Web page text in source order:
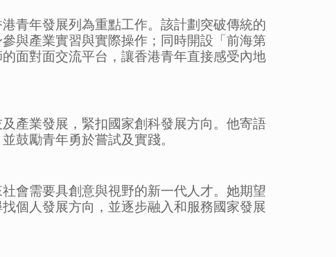
青年發展列為重點工作。該計劃突破傳統的
與產業實習與實際操作；同時開設「前海第
面對面交流平台，讓香港青年直接感受內地
產業發展，緊扣國家創科發展方向。他寄語
鼓勵青年勇於嘗試及實踐。
會需要具創意與視野的新一代人才。她期望
個人發展方向，並逐步融入和服務國家發展